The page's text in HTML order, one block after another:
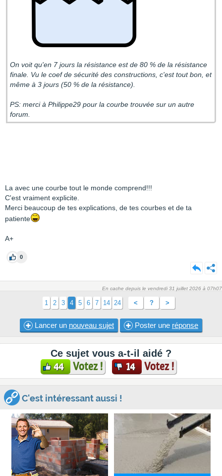
On voit qu'en 7 jours la résistance est de 80 % de la résistance
finale. Vu le coef de sécurité des constructions, c'est tout bon, et
même à 3 jours (50 % de la résistance).
PS: merci à Philippe29 pour la courbe trouvée sur un autre
forum.
La avec une courbe tout le monde comprend!!!
C'est vraiment explicite.
Merci beaucoup de tes explications, de tes courbes et de ta
patiente
A+
0
En cache depuis le vendredi 31 juillet 2026 à 07h07
1 2 3 4 5 6 7 14 24 < ? >
Lancer un nouveau sujet Poster une réponse
Ce sujet vous a-t-il aidé ?
44 Votez ! 14 Votez !
C'est intéressant aussi !